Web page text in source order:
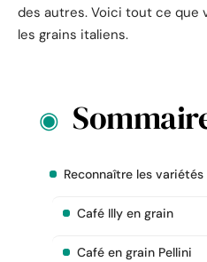
des autres. Voici tout ce que
les grains italiens.
Reconnaître les
Café Illy en grain
Café en grain Pellini